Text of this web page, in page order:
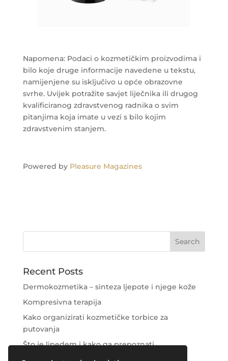
Napomena: Podaci o kozmetičkim proizvodima i
bilo koje druge informacije navedene u tekstu,
namijenjene su isključivo u opće obrazovne
svrhe. Uvijek potražite savjet liječnika ili drugog
kvalificiranog zdravstvenog radnika o svim
pitanjima koja imate u vezi s bilo kojim
zdravstvenim stanjem.
Powered by Pleasure Magazines
Recent Posts
Dermokozmetika – sinteza ljepote i njege kože
Kompresivna terapija
Kako organizirati kozmetičke torbice za
putovanja
Što je lipedem i kako ga prepoznati